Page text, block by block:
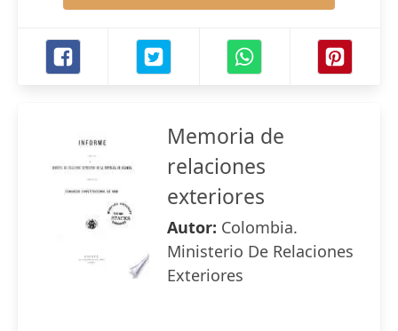
Memoria de
relaciones
exteriores
Autor: Colombia.
Ministerio De Relaciones
Exteriores